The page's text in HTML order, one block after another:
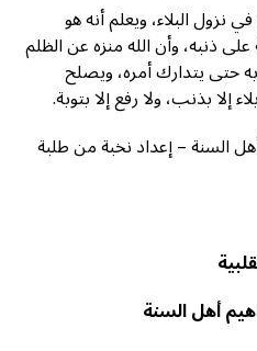
نزول البلاء، ويعلم أنه هو
ذنبه، وأن الله منزه عن الظلم
حتى يتدارك أمره، ويصلح
إلا بذنب، ولا رفع إلا بتوبة.
السنة – إعداد نخبة من طلبة
أهل السنة